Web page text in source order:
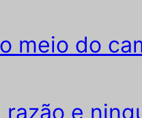
meio do
e